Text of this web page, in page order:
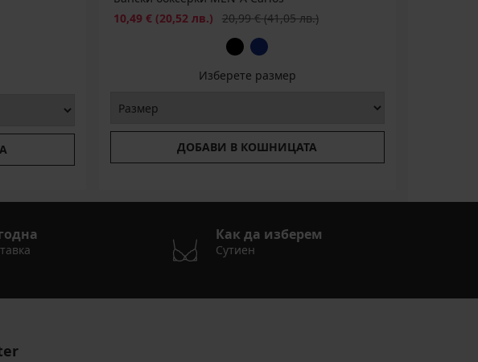
Намаление
10,49 € (20,52 лв.) Първоначална цена
20,99 €(41,05 лв.)
Изберете размер
ДОБАВИ В КОШНИЦАТА
Как да изберем
Сутиен